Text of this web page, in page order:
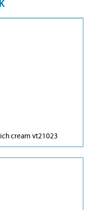
cream vt21023